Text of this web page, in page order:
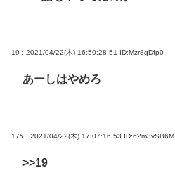
19 : 2021/04/22(木) 16:50:28.51 ID:Mzr8gDfp0
あーしはやめろ
175 : 2021/04/22(木) 17:07:16.53 ID:62m3vSB6M
>>19